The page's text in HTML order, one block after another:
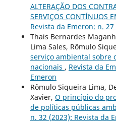
ALTERAÇÃO DOS
SERVIÇOS CONTÍNUOS
Revista da Emeron: n. 27
Thais Bernardes
Lima Sales, Rômulo
serviço ambiental sobre
nacionais , Revista da
Emeron
Rômulo Siqueira Lima,
Xavier, O princípio do
de políticas públicas
n. 32 (2023): Revista da